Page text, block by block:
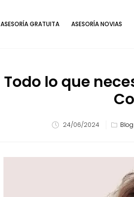
ASESORÍA GRATUITA ASESORÍA NOVIAS
Todo lo que
24/06/2024 Blog